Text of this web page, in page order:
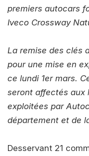
premiers autocars
Iveco Crossway
La remise des clés
pour une mise en
ce lundi 1er mars.
seront affectés aux
exploitées par
département et de
Desservant 21